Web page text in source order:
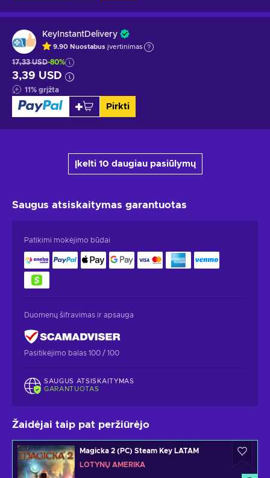
KeyInstantDelivery
9.90 Nuostabus įvertinimas
17,33 USD-80%
3,39 USD
11% grįžta
Pirkti
Įkelti 10 daugiau pasiūlymų
Saugus atsiskaitymas garantuotas
Patikimi mokėjimo būdai
Duomenų šifravimas ir apsauga
Pasitikėjimo balas 100 / 100
SAUGUS ATSISKAITYMAS
GARANTUOTAS
Žaidėjai taip pat peržiūrėjo
Magicka 2 (PC) Steam Key LATAM
LOTYNŲ AMERIKA